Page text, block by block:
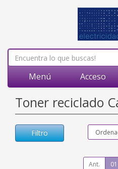
Menú Acceso
Toner reciclado
Filtro
Ant. 01